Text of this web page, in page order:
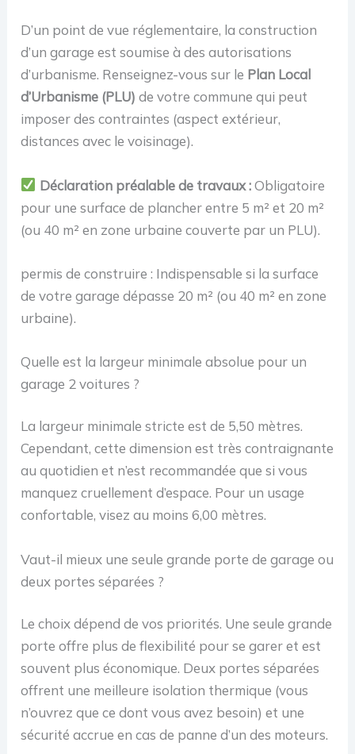
D’un point de vue réglementaire, la construction
d’un garage est soumise à des autorisations
d’urbanisme. Renseignez-vous sur le Plan Local
d’Urbanisme (PLU) de votre commune qui peut
imposer des contraintes (aspect extérieur,
distances avec le voisinage).
Déclaration préalable de travaux :Obligatoire
pour une surface de plancher entre 5 m² et 20 m²
(ou 40 m² en zone urbaine couverte par un PLU).
permis de construire : Indispensable si la surface
de votre garage dépasse 20 m² (ou 40 m² en zone
urbaine).
Quelle est la largeur minimale absolue pour un
garage 2 voitures ?
La largeur minimale stricte est de 5,50 mètres.
Cependant, cette dimension est très contraignante
au quotidien et n’est recommandée que si vous
manquez cruellement d’espace. Pour un usage
confortable, visez au moins 6,00 mètres.
Vaut-il mieux une seule grande porte de garage ou
deux portes séparées ?
Le choix dépend de vos priorités. Une seule grande
porte offre plus de flexibilité pour se garer et est
souvent plus économique. Deux portes séparées
offrent une meilleure isolation thermique (vous
n’ouvrez que ce dont vous avez besoin) et une
sécurité accrue en cas de panne d’un des moteurs.